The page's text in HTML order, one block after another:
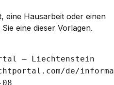
eine Hausarbeit oder einen
eine dieser Vorlagen.
– Liechtenstein
de/